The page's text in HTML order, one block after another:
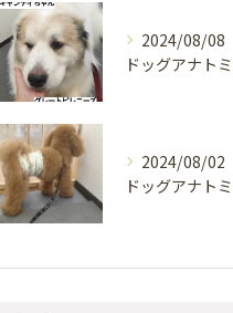
2024/08/08
ドッグアナト
2024/08/02
ドッグアナト